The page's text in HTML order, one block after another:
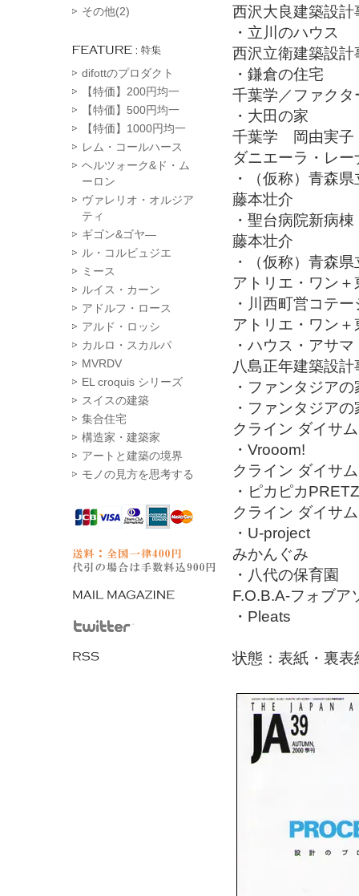
その他(2)
difottのプロダクト
【特価】200円均一
【特価】500円均一
【特価】1000円均一
レム・コールハース
ヘルツォーク&ド・ム
ーロン
ヴァレリオ・オルジア
ティ
ギゴン&ゴヤ―
ル・コルビュジエ
ミース
ルイス・カーン
アドルフ・ロース
アルド・ロッシ
カルロ・スカルパ
MVRDV
EL croquis シリーズ
スイスの建築
集合住宅
構造家・建築家
アートと建築の境界
モノの見方を思考する
西沢大良建築設計
・立川のハウス
西沢立衛建築設計
・鎌倉の住宅
千葉学／ファク
・大田の家
千葉学 岡由実
ダニエーラ・レー
・（仮称）青森
藤本壮介
・聖台病院新病棟
藤本壮介
・（仮称）青森
アトリエ・ワン
・川西町営コテー
アトリエ・ワン
・ハウス・アサマ
八島正年建築設計
・ファンタジアの
・ファンタジアの
クライン ダイサ
・Vrooom!
クライン ダイサ
・ピカピカ
クライン ダイサ
・U-project
みかんぐみ
・八代の保育園
F.O.B.A-フォブア
・Pleats
状態：表紙・裏